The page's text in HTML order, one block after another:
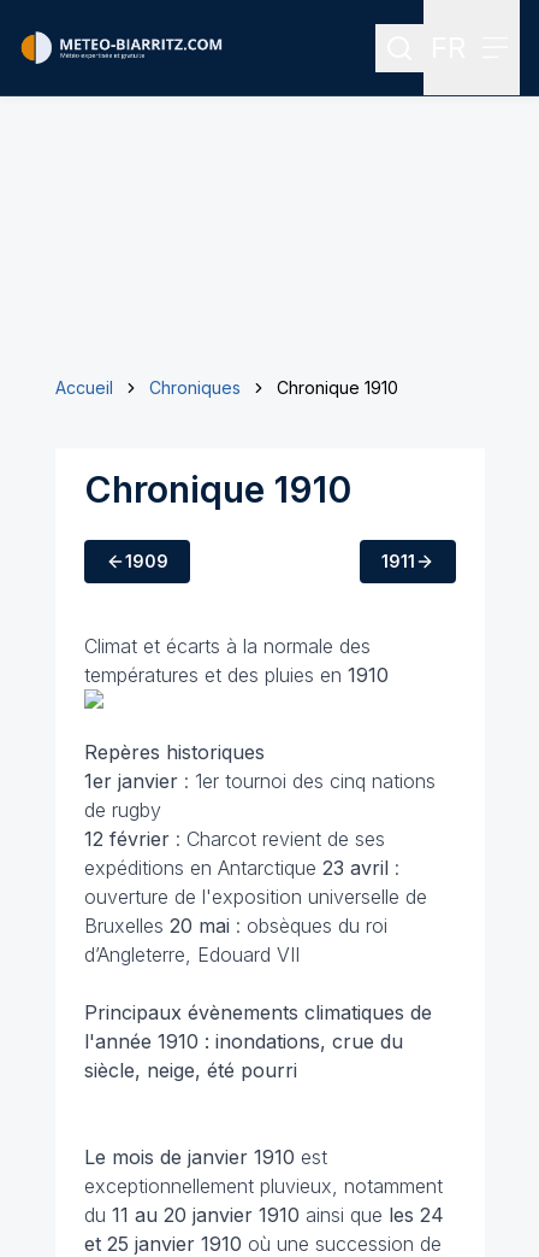
Rechercher
Accueil Chroniques Chronique 1910
Chronique 1910
1909 1911
Climat et écarts à la normale des
températures et des pluies en 1910
Repères historiques
1er janvier : 1er tournoi des cinq nations
de rugby
12 février: Charcot revient de ses
expéditions en Antarctique 23 avril:
ouverture de l'exposition universelle de
Bruxelles 20 mai : obsèques du roi
d’Angleterre, Edouard VII
Principaux évènements climatiques de
l'année 1910 : inondations, crue du
siècle, neige, été pourri
Le mois de janvier 1910 est
exceptionnellement pluvieux, notamment
du 11 au 20 janvier 1910 ainsi que les 24
et 25 janvier 1910 où une succession de